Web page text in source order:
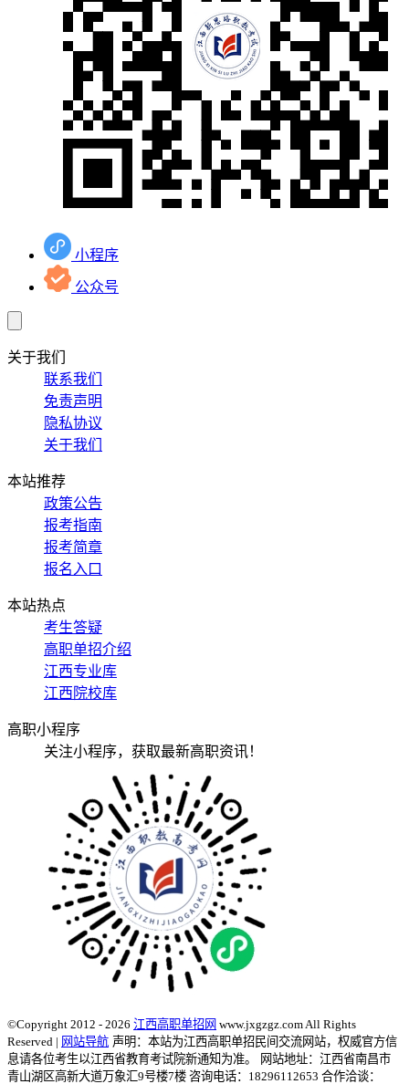
小程序
公众号
关于我们
联系我们
免责声明
隐私协议
关于我们
本站推荐
政策公告
报考指南
报考简章
报名入口
本站热点
考生答疑
高职单招介绍
江西专业库
江西院校库
高职小程序
关注小程序，获取最新高职资讯！
©Copyright 2012 - 2026 江西高职单招网 www.jxgzgz.com All Rights
Reserved | 网站导航 声明：本站为江西高职单招民间交流网站，权威官方信
息请各位考生以江西省教育考试院新通知为准。
网站地址：江西省南昌市
青山湖区高新大道万象汇9号楼7楼 咨询电话：18296112653 合作洽谈：